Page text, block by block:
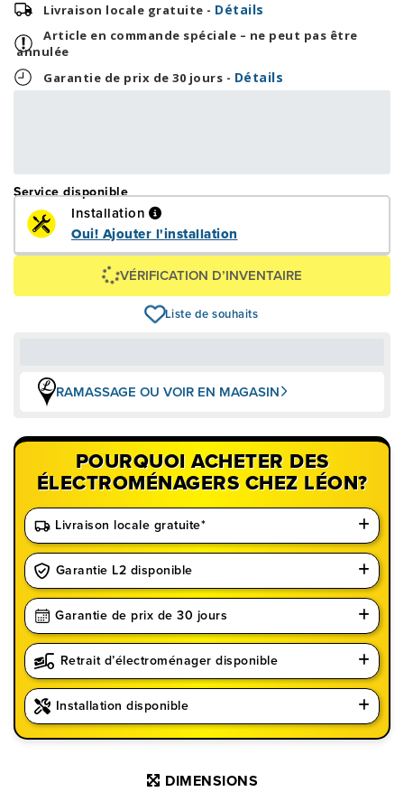
Livraison locale gratuite - Détails
Article en commande spéciale – ne peut pas être
annulée
Garantie de prix de 30 jours - Détails
Service disponible
Installation
Oui! Ajouter l'installation
VÉRIFICATION D’INVENTAIRE
Liste de souhaits
RAMASSAGE OU VOIR EN MAGASIN
POURQUOI ACHETER DES
ÉLECTROMÉNAGERS CHEZ LÉON?
Livraison locale gratuite*
Garantie L2 disponible
Garantie de prix de 30 jours
Retrait d’électroménager disponible
Installation disponible
DIMENSIONS